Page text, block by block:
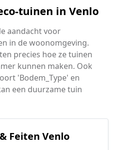
tuinen in Venlo
aandacht voor
in de woonomgeving.
precies hoe ze tuinen
kunnen maken. Ook
'Bodem_Type' en
een duurzame tuin
Feiten Venlo